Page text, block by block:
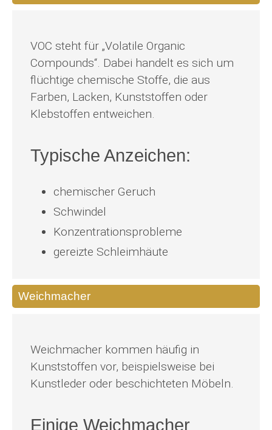
VOC steht für „Volatile Organic
Compounds“. Dabei handelt es sich um
flüchtige chemische Stoffe, die aus
Farben, Lacken, Kunststoffen oder
Klebstoffen entweichen.
Typische Anzeichen:
chemischer Geruch
Schwindel
Konzentrationsprobleme
gereizte Schleimhäute
Weichmacher
Weichmacher kommen häufig in
Kunststoffen vor, beispielsweise bei
Kunstleder oder beschichteten Möbeln.
Einige Weichmacher